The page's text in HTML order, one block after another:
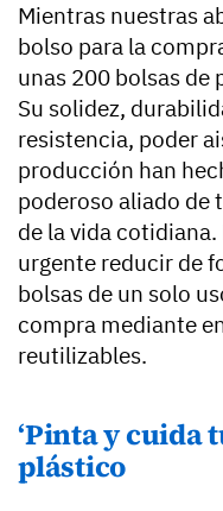
Mientras nuestras
bolso para la
unas 200 bolsas de
Su solidez,
resistencia, poder
producción han
poderoso aliado de
de la vida
urgente reducir de
bolsas de un solo
compra mediante
reutilizables.
‘Pinta y cuida
plástico